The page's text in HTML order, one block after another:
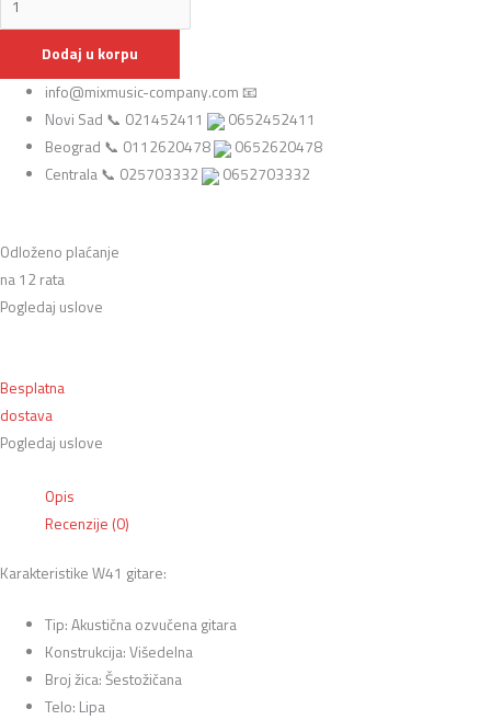
Dodaj u korpu
info@mixmusic-company.com 📧
Novi Sad 📞 021452411
0652452411
Beograd 📞 0112620478
0652620478
Centrala 📞 025703332
0652703332
Odloženo plaćanje
na 12 rata
Pogledaj uslove
Besplatna
dostava
Pogledaj uslove
Opis
Recenzije (0)
Karakteristike W41 gitare:
Tip: Akustična ozvučena gitara
Konstrukcija: Višedelna
Broj žica: Šestožičana
Telo: Lipa